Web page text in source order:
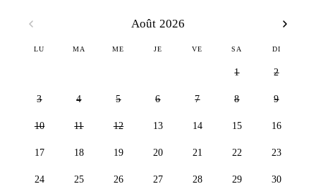
Août 2026
LU MA ME JE VE SA DI
1 2
3 4 5 6 7 8 9
10 11 12 13 14 15 16
17 18 19 20 21 22 23
24 25 26 27 28 29 30